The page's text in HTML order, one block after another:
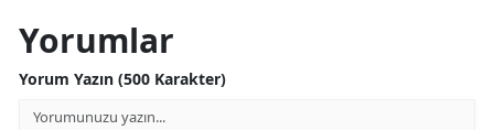
Yorumlar
Yorum Yazın (500 Karakter)